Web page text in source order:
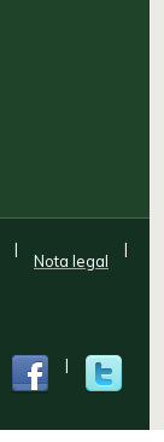
|
Nota legal
|
|